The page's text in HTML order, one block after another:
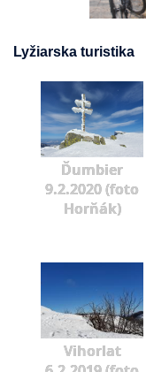
Lyžiarska turistika
Ďumbier
9.2.2020 (foto
Horňák)
Vihorlat